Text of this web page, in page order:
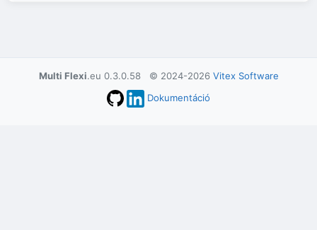
Multi Flexi.eu 0.3.0.58 © 2024-2026 Vitex Software
Dokumentáció